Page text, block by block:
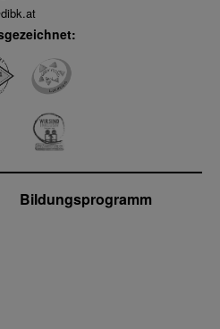
Bildungsprogramm